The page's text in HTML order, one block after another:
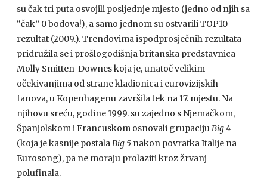
su čak tri puta osvojili posljednje mjesto (jedno od njih sa
“čak” 0 bodova!), a samo jednom su ostvarili TOP10
rezultat (2009.). Trendovima ispodprosječnih rezultata
pridružila se i prošlogodišnja britanska predstavnica
Molly Smitten-Downes koja je, unatoč velikim
očekivanjima od strane kladionica i eurovizijskih
fanova, u Kopenhagenu završila tek na 17. mjestu. Na
njihovu sreću, godine 1999. su zajedno s Njemačkom,
Španjolskom i Francuskom osnovali grupaciju Big 4
(koja je kasnije postala Big 5 nakon povratka Italije na
Eurosong), pa ne moraju prolaziti kroz žrvanj
polufinala.